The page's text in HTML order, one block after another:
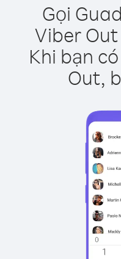
Gọi
Viber
Khi bạn
Out,